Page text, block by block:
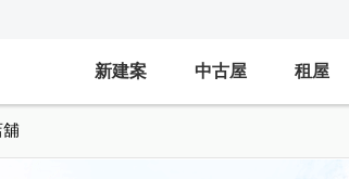
新建案 中古屋 租屋
舖